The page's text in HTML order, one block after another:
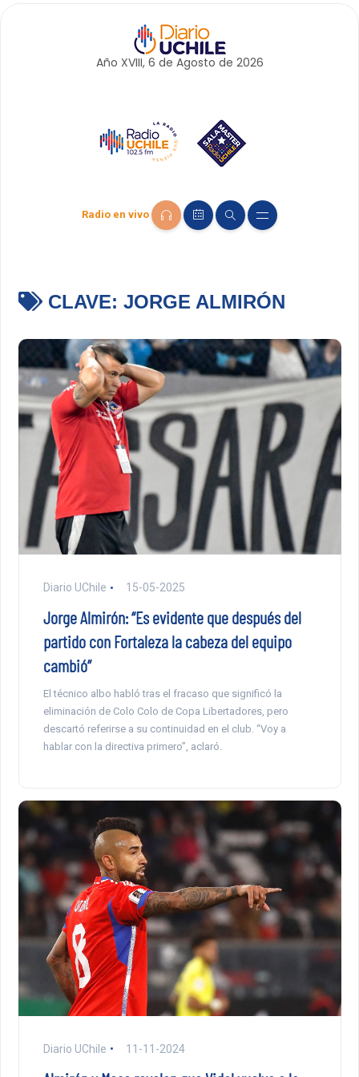
Año XVIII, 6 de Agosto de 2026
Radio en vivo
CLAVE: JORGE ALMIRÓN
Diario UChile 15-05-2025
Jorge Almirón: “Es evidente que después del
partido con Fortaleza la cabeza del equipo
cambió”
El técnico albo habló tras el fracaso que significó la
eliminación de Colo Colo de Copa Libertadores, pero
descartó referirse a su continuidad en el club. “Voy a
hablar con la directiva primero”, aclaró.
Diario UChile 11-11-2024